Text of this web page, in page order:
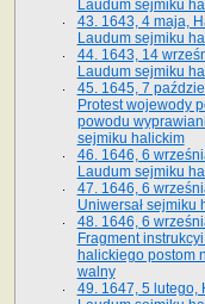
Laudum sejmiku
43. 1643, 4 maja,
Laudum sejmiku
44. 1643, 14
Laudum sejmiku
45. 1645, 7
Protest wojewody
powodu
sejmiku halickim
46. 1646, 6
Laudum sejmiku
47. 1646, 6
Uniwersał sejmiku
48. 1646, 6
Fragment
halickiego postom
walny
49. 1647, 5 lutego,